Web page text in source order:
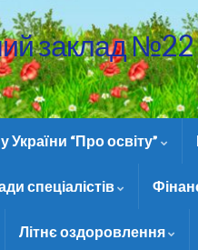
заклад
України “Про освіту”
спеціалістів
Літнє оздоровлення